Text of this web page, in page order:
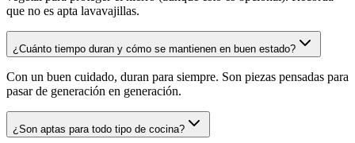
que no es apta lavavajillas.
¿Cuánto tiempo duran y cómo se mantienen en buen estado?
Con un buen cuidado, duran para siempre. Son piezas pensadas para
pasar de generación en generación.
¿Son aptas para todo tipo de cocina?